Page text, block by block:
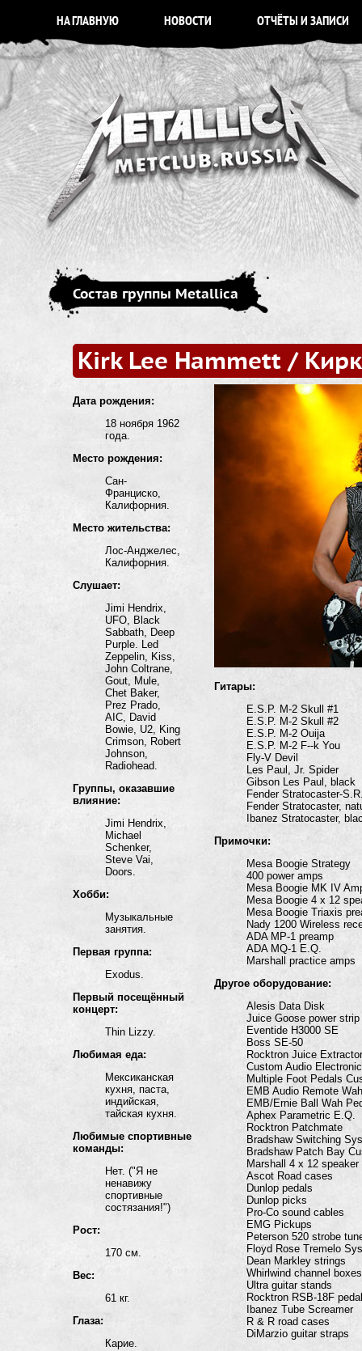
НА ГЛАВНУЮ НОВОСТИ ОТЧЁТЫ И ЗАПИСИ
Состав группы Metallica
Kirk Lee Hammett /
Дата рождения:
18 ноября 1962
года.
Место рождения:
Сан-
Франциско,
Калифорния.
Место жительства:
Лос-Анджелес,
Калифорния.
Слушает:
Jimi Hendrix,
UFO, Black
Sabbath, Deep
Purple. Led
Zeppelin, Kiss,
John Coltrane,
Gout, Mule,
Chet Baker,
Prez Prado,
AIC, David
Bowie, U2, King
Crimson, Robert
Johnson,
Radiohead.
Группы, оказавшие
влияние:
Jimi Hendrix,
Michael
Schenker,
Steve Vai,
Doors.
Хобби:
Музыкальные
занятия.
Первая группа:
Exodus.
Первый посещённый
концерт:
Thin Lizzy.
Любимая еда:
Мексиканская
кухня, паста,
индийская,
тайская кухня.
Любимые спортивные
команды:
Нет. ("Я не
ненавижу
спортивные
состязания!")
Рост:
170 см.
Вес:
61 кг.
Глаза:
Карие.
Гитары:
E.S.P. M-2 Skull #1
E.S.P. M-2 Skull #2
E.S.P. M-2 Ouija
E.S.P. M-2 F--k You
Fly-V Devil
Les Paul, Jr. Spider
Gibson Les Paul, black
Fender Stratocaster-
Fender Stratocaster,
Ibanez Stratocaster,
Примочки:
Mesa Boogie Strategy
400 power amps
Mesa Boogie MK IV
Mesa Boogie 4 x 12
Mesa Boogie Triaxis
Nady 1200 Wireless
ADA MP-1 preamp
ADA MQ-1 E.Q.
Marshall practice amps
Другое оборудование:
Alesis Data Disk
Juice Goose power strip
Eventide H3000 SE
Boss SE-50
Rocktron Juice Extractor
Custom Audio
Multiple Foot Pedals
EMB Audio Remote
EMB/Ernie Ball Wah
Aphex Parametric E.Q.
Rocktron Patchmate
Bradshaw Switching
Bradshaw Patch Bay
Marshall 4 x 12
Ascot Road cases
Dunlop pedals
Dunlop picks
Pro-Co sound cables
EMG Pickups
Peterson 520 strobe
Floyd Rose Tremelo
Dean Markley strings
Whirlwind channel boxes
Ultra guitar stands
Rocktron RSB-18F
Ibanez Tube Screamer
R & R road cases
DiMarzio guitar straps